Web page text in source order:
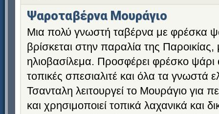
Ψαροταβέρνα Μουράγιο
Μια πολύ γνωστή ταβέρνα με φρέσκα
βρίσκεται στην παραλία της
ηλιοβασίλεμα. Προσφέρει φρέσκο
τοπικές σπεσιαλιτέ και όλα τα γνωστά
Τσανταλη λειτουργεί το Μουράγιο για
και χρησιμοποιεί τοπικά λαχανικά και